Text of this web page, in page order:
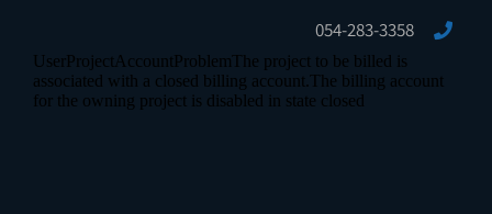
054-283-3358